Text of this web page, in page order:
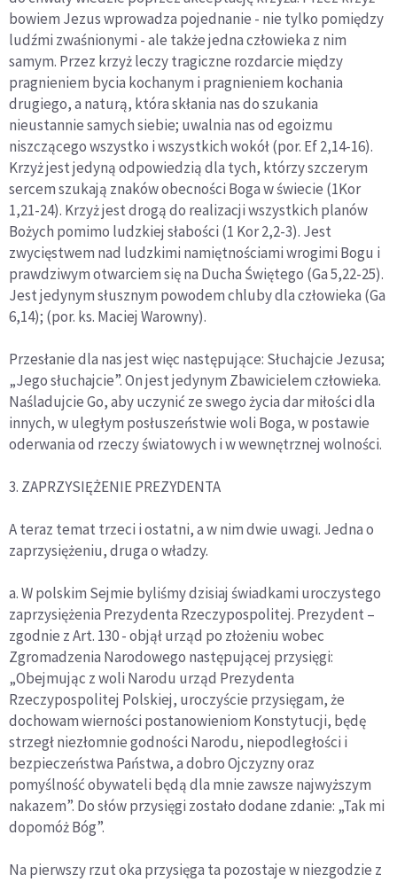
bowiem Jezus wprowadza pojednanie - nie tylko pomiędzy
ludźmi zwaśnionymi - ale także jedna człowieka z nim
samym. Przez krzyż leczy tragiczne rozdarcie między
pragnieniem bycia kochanym i pragnieniem kochania
drugiego, a naturą, która skłania nas do szukania
nieustannie samych siebie; uwalnia nas od egoizmu
niszczącego wszystko i wszystkich wokół (por. Ef 2,14-16).
Krzyż jest jedyną odpowiedzią dla tych, którzy szczerym
sercem szukają znaków obecności Boga w świecie (1Kor
1,21-24). Krzyż jest drogą do realizacji wszystkich planów
Bożych pomimo ludzkiej słabości (1 Kor 2,2-3). Jest
zwycięstwem nad ludzkimi namiętnościami wrogimi Bogu i
prawdziwym otwarciem się na Ducha Świętego (Ga 5,22-25).
Jest jedynym słusznym powodem chluby dla człowieka (Ga
6,14); (por. ks. Maciej Warowny).
Przesłanie dla nas jest więc następujące: Słuchajcie Jezusa;
„Jego słuchajcie”. On jest jedynym Zbawicielem człowieka.
Naśladujcie Go, aby uczynić ze swego życia dar miłości dla
innych, w uległym posłuszeństwie woli Boga, w postawie
oderwania od rzeczy światowych i w wewnętrznej wolności.
3. ZAPRZYSIĘŻENIE PREZYDENTA
A teraz temat trzeci i ostatni, a w nim dwie uwagi. Jedna o
zaprzysiężeniu, druga o władzy.
a. W polskim Sejmie byliśmy dzisiaj świadkami uroczystego
zaprzysiężenia Prezydenta Rzeczypospolitej. Prezydent –
zgodnie z Art. 130 - objął urząd po złożeniu wobec
Zgromadzenia Narodowego następującej przysięgi:
„Obejmując z woli Narodu urząd Prezydenta
Rzeczypospolitej Polskiej, uroczyście przysięgam, że
dochowam wierności postanowieniom Konstytucji, będę
strzegł niezłomnie godności Narodu, niepodległości i
bezpieczeństwa Państwa, a dobro Ojczyzny oraz
pomyślność obywateli będą dla mnie zawsze najwyższym
nakazem”. Do słów przysięgi zostało dodane zdanie: „Tak mi
dopomóż Bóg”.
Na pierwszy rzut oka przysięga ta pozostaje w niezgodzie z